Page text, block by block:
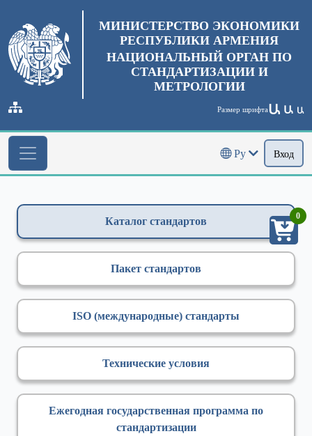
МИНИСТЕРСТВО ЭКОНОМИКИ
РЕСПУБЛИКИ АРМЕНИЯ
НАЦИОНАЛЬНЫЙ ОРГАН ПО
СТАНДАРТИЗАЦИИ И
МЕТРОЛОГИИ
Размер шрифтаԱ Ա Ա
Ру Вход
Каталог стандартов
Пакет стандартов
ISO (международные) стандарты
Технические условия
Ежегодная государственная программа по
стандартизации
0